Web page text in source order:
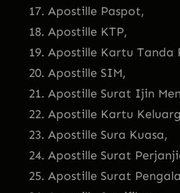
Apostille Paspot,
Apostille KTP,
Apostille Kartu Tanda
Apostille SIM,
Apostille Surat Ijin
Apostille Kartu
Apostille Sura Kuasa,
Apostille Surat
Apostille Surat